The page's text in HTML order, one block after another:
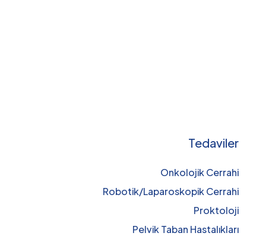
Tedaviler
Onkolojik Cerrahi
Robotik/Laparoskopik Cerrahi
Proktoloji
Pelvik Taban Hastalıkları